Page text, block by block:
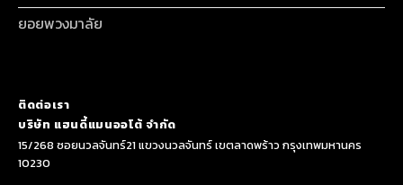
ยอยพวงมาลัย
ติดต่อเรา
บริษัท แฮนดี้แมนออโต้ จำกัด
15/268 ซอยนวลจันทร์21 แขวงนวลจันทร์ เขตลาดพร้าว กรุงเทพมหานคร
10230